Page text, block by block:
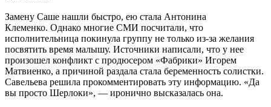
Замену Саше нашли быстро, ею стала Антонина
Клеменко. Однако многие СМИ посчитали, что
исполнительница покинула группу не только из-за желания
посвятить время малышу. Источники написали, что у нее
произошел конфликт с продюсером «Фабрики» Игорем
Матвиенко, а причиной раздала стала беременность солистки.
Савельева решила прокомментировать эту информацию. «Да
вы просто Шерлоки», — иронично высказалась она.